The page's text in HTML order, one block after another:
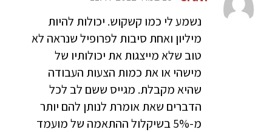
נשמע לי כמו קשקוש. יכולות להיות
מיליון ואחת סיבות לפרופיל שנראה לא
טוב שלא מייצגות את יכולותיו של
מישהי או את כמות הצעות העבודה
שהיא מקבלת. מגייס ששם לב לכל
הדברים שאת אומרת לנותן להם יותר
מ-5% בשיקלול ההתאמה של מועמד